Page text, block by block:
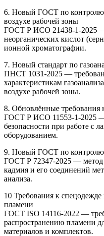
6. Новый ГОСТ по контролю
воздухе рабочей зоны
ГОСТ Р ИСО 21438-1-2025 —
неорганических кислот
ионной хроматографии.
7. Новый стандарт по
ПНСТ 1031-2025 —
характеристикам
воздухе рабочей зоны.
8. Обновлённые требования
ГОСТ Р ИСО 11553-1-2025 —
безопасности при работе с
оборудованием.
9. Новый ГОСТ по контролю
ГОСТ Р 72347-2025 — метод
кадмия и его соединений
анализа.
10 Требования к
пламени
ГОСТ ISO 14116-2022 —
распространению пламени
материалов и комплектов.